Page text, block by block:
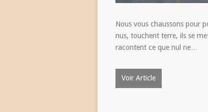
Nous vous chaussons pour
nus, touchent terre, ils se
racontent ce que nul ne…
Voir Article